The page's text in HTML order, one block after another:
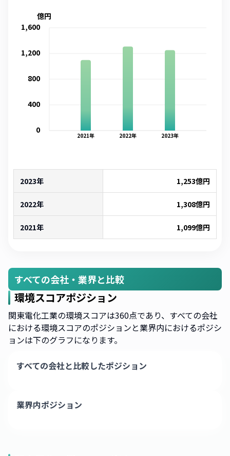
2021年 2022年 2023年
0
400
800
1,200
1,600
億円
2023年 1,253億円
2022年 1,308億円
2021年 1,099億円
すべての会社・業界と比較
環境スコアポジション
関東電化工業の環境スコアは360点であり、すべての会社
における環境スコアのポジションと業界内におけるポジシ
ョンは下のグラフになります。
すべての会社と比較したポジション
業界内ポジション